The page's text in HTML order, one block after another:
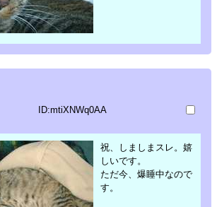
ID:mtiXNWq0AA
祝、しましまスレ。嬉
しいです。
ただ今、爆睡中なので
す。